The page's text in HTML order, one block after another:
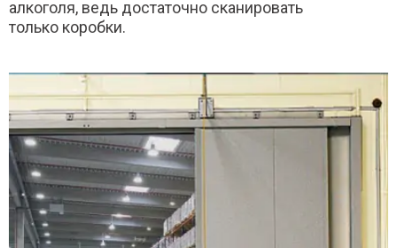
алкоголя, ведь достаточно сканировать
только коробки.